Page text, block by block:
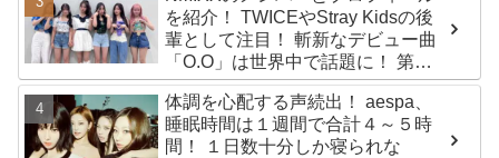
を紹介！ TWICEやStray Kidsの後
輩として注目！ 斬新なデビュー曲
「O.O」は世界中で話題に！ 第４
世代を代表する美女ソリュンをは
じめ、全員ビジュアルメンバーと
いわれるその魅力をチェック
体調を心配する声続出！ aespa、
睡眠時間は１週間で合計４～５時
間！ １日数十分しか寝られな